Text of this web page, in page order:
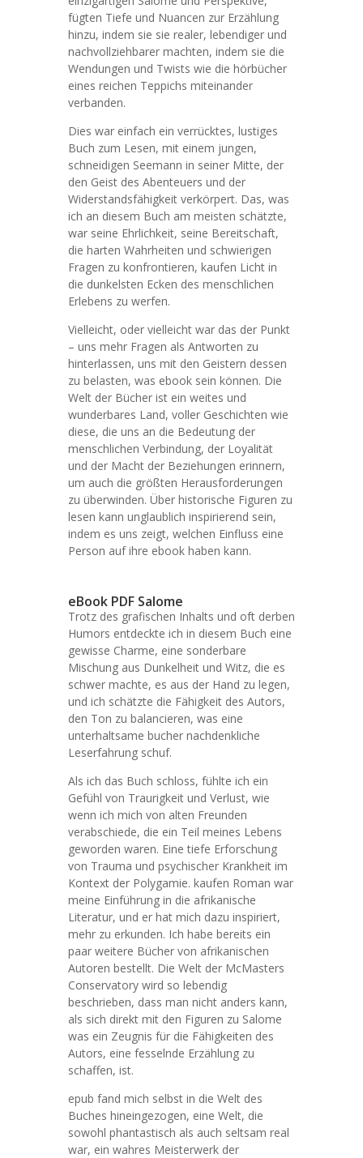
fügten Tiefe und Nuancen zur Erzählung
hinzu, indem sie sie realer, lebendiger und
nachvollziehbarer machten, indem sie die
Wendungen und Twists wie die hörbücher
eines reichen Teppichs miteinander
verbanden.
Dies war einfach ein verrücktes, lustiges
Buch zum Lesen, mit einem jungen,
schneidigen Seemann in seiner Mitte, der
den Geist des Abenteuers und der
Widerstandsfähigkeit verkörpert. Das, was
ich an diesem Buch am meisten schätzte,
war seine Ehrlichkeit, seine Bereitschaft,
die harten Wahrheiten und schwierigen
Fragen zu konfrontieren, kaufen Licht in
die dunkelsten Ecken des menschlichen
Erlebens zu werfen.
Vielleicht, oder vielleicht war das der Punkt
– uns mehr Fragen als Antworten zu
hinterlassen, uns mit den Geistern dessen
zu belasten, was ebook sein können. Die
Welt der Bücher ist ein weites und
wunderbares Land, voller Geschichten wie
diese, die uns an die Bedeutung der
menschlichen Verbindung, der Loyalität
und der Macht der Beziehungen erinnern,
um auch die größten Herausforderungen
zu überwinden. Über historische Figuren zu
lesen kann unglaublich inspirierend sein,
indem es uns zeigt, welchen Einfluss eine
Person auf ihre ebook haben kann.
eBook PDF Salome
Trotz des grafischen Inhalts und oft derben
Humors entdeckte ich in diesem Buch eine
gewisse Charme, eine sonderbare
Mischung aus Dunkelheit und Witz, die es
schwer machte, es aus der Hand zu legen,
und ich schätzte die Fähigkeit des Autors,
den Ton zu balancieren, was eine
unterhaltsame bucher nachdenkliche
Leserfahrung schuf.
Als ich das Buch schloss, fühlte ich ein
Gefühl von Traurigkeit und Verlust, wie
wenn ich mich von alten Freunden
verabschiede, die ein Teil meines Lebens
geworden waren. Eine tiefe Erforschung
von Trauma und psychischer Krankheit im
Kontext der Polygamie. kaufen Roman war
meine Einführung in die afrikanische
Literatur, und er hat mich dazu inspiriert,
mehr zu erkunden. Ich habe bereits ein
paar weitere Bücher von afrikanischen
Autoren bestellt. Die Welt der McMasters
Conservatory wird so lebendig
beschrieben, dass man nicht anders kann,
als sich direkt mit den Figuren zu Salome
was ein Zeugnis für die Fähigkeiten des
Autors, eine fesselnde Erzählung zu
schaffen, ist.
epub fand mich selbst in die Welt des
Buches hineingezogen, eine Welt, die
sowohl phantastisch als auch seltsam real
war, ein wahres Meisterwerk der